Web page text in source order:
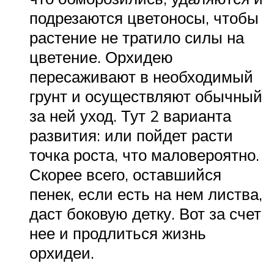
подрезаются цветоносы, чтобы
растение не тратило силы на
цветение. Орхидею
пересаживают в необходимый
грунт и осуществляют обычный
за ней уход. Тут 2 варианта
развития: или пойдет расти
точка роста, что маловероятно.
Скорее всего, оставшийся
пенек, если есть на нем листва,
даст боковую детку. Вот за счет
нее и продлиться жизнь
орхидеи.